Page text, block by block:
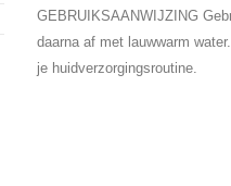
GEBRUIKSAANWIJZING
daarna af met lauwwarm
je huidverzorgingsroutine.